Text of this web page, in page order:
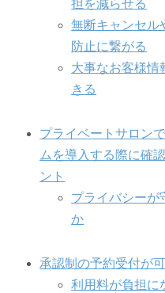
担を減らせる
無断キャンセル
防止に繋がる
大事なお客様情
きる
プライベートサロン
ムを導入する際に確
ント
プライバシーが
か
承認制の予約受付が
利用料が負担に